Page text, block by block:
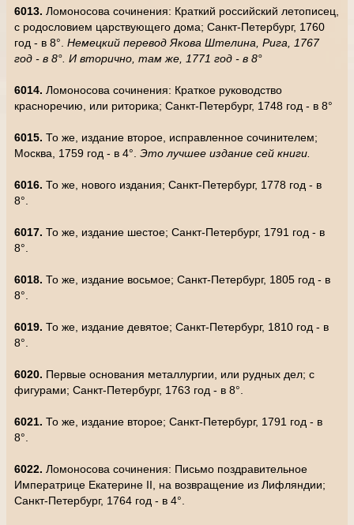
6013. Ломоносова сочинения: Краткий российский летописец,
с родословием царствующего дома; Санкт-Петербург, 1760
год - в 8°. Немецкий перевод Якова Штелина, Рига, 1767
год - в 8°. И вторично, там же, 1771 год - в 8°
6014. Ломоносова сочинения: Краткое руководство
красноречию, или риторика; Санкт-Петербург, 1748 год - в 8°
6015. То же, издание второе, исправленное сочинителем;
Москва, 1759 год - в 4°. Это лучшее издание сей книги.
6016. То же, нового издания; Санкт-Петербург, 1778 год - в
8°.
6017. То же, издание шестое; Санкт-Петербург, 1791 год - в
8°.
6018. То же, издание восьмое; Санкт-Петербург, 1805 год - в
8°.
6019. То же, издание девятое; Санкт-Петербург, 1810 год - в
8°.
6020. Первые основания металлургии, или рудных дел; с
фигурами; Санкт-Петербург, 1763 год - в 8°.
6021. То же, издание второе; Санкт-Петербург, 1791 год - в
8°.
6022. Ломоносова сочинения: Письмо поздравительное
Императрице Екатерине II, на возвращение из Лифляндии;
Санкт-Петербург, 1764 год - в 4°.